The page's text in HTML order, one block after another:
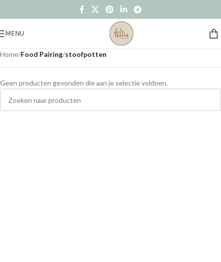
MENU
Home/Food Pairing/stoofpotten
Geen producten gevonden die aan je selectie voldoen.